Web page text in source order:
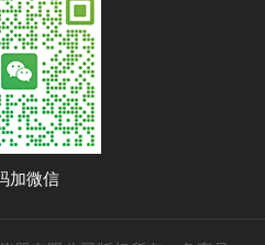
加微信